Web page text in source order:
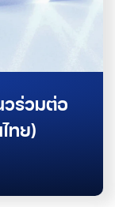
วร่วมต่อ
ทย)